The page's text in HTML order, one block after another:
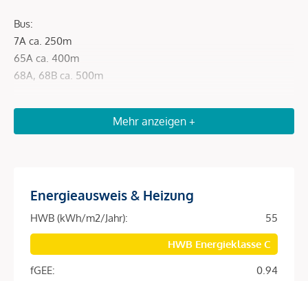
Bus:
7A ca. 250m
65A ca. 400m
68A, 68B ca. 500m
Kindergarten ca. 850m
Volksschule ca. 650m
Beschreibung *
Exklusive sanierungsbedürftige Altbau Wohnungen -
Neubauwohnungen im Dachgeschoss - Grundrisse
Mehr anzeigen +
Energieausweis & Heizung
HWB (kWh/m2/Jahr):
55
HWB Energieklasse C
fGEE:
0.94